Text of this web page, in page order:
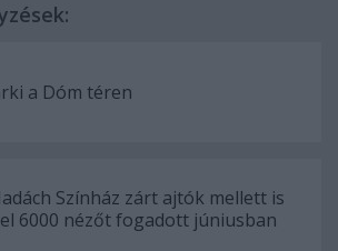
a Dóm téren
Színház zárt ajtók mellett is
6000 nézőt fogadott júniusban